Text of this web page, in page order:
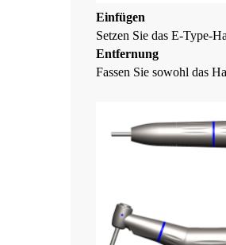
Einfügen
Setzen Sie das E-Type-
Entfernung
Fassen Sie sowohl das